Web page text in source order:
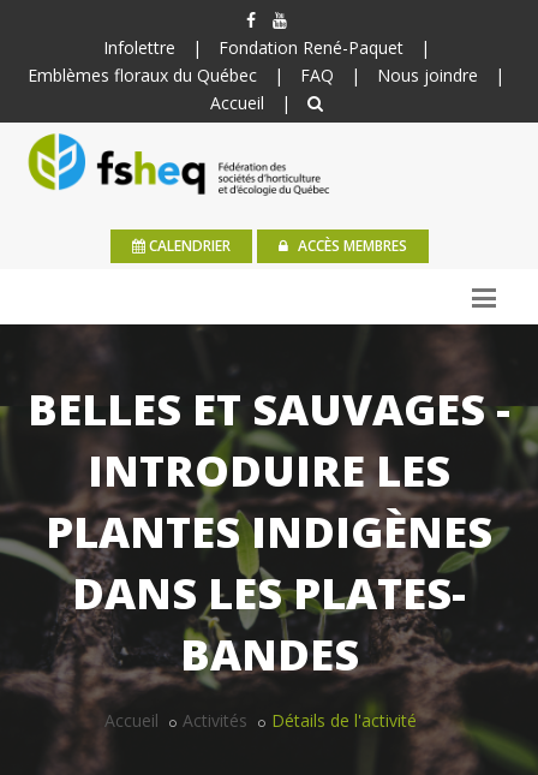
Infolettre | Fondation René-Paquet
|
Emblèmes floraux du Québec
| FAQ | Nous joindre
|
Accueil
|
CALENDRIER ACCÈS MEMBRES
BELLES ET SAUVAGES -
INTRODUIRE LES
PLANTES INDIGÈNES
DANS LES PLATES-
BANDES
Accueil Activités Détails de l'activité